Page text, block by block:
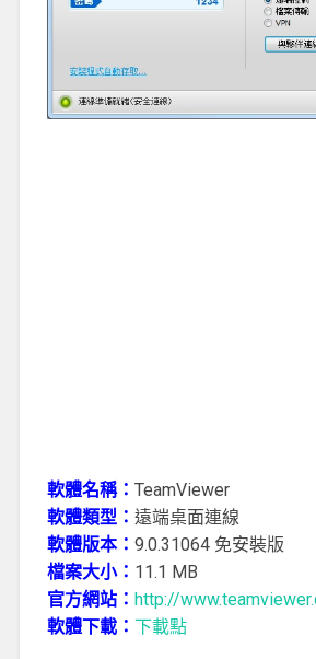
軟體名稱： TeamViewer
軟體類型： 遠端桌面連線
軟體版本： 9.0.31064 免安裝版
檔案大小： 11.1 MB
官方網站： http://
軟體下載： 下載點